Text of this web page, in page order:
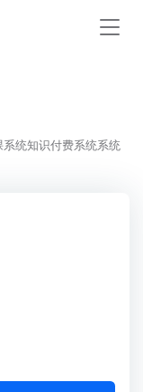
统知识付费系统系统